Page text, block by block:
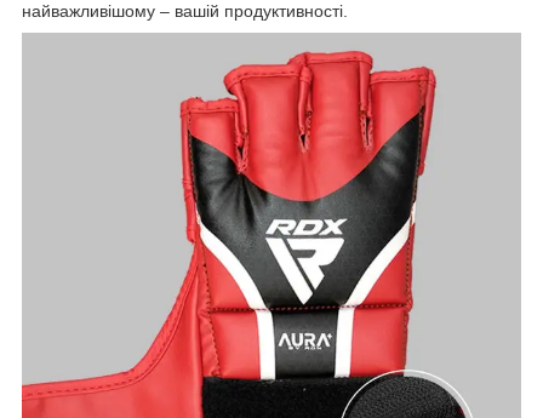
найважливішому – вашій продуктивності.